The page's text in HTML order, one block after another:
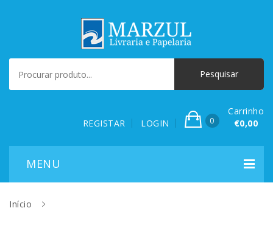
REGISTAR LOGIN 0
Carrinho
€0,00
Início